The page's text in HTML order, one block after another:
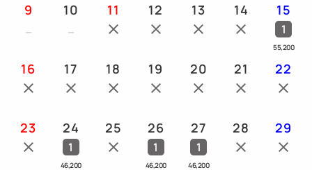
・JR新宿駅東口より徒歩5分
・西武新宿駅より徒歩3分
■アクセス（新宿駅まで）
・羽田空港より リムジンバス約60分
9 10 11 12 13 14 15
1
55,200
16 17 18 19 20 21 22
23 24
1
46,200
25 26
1
46,200
27
1
46,200
28 29